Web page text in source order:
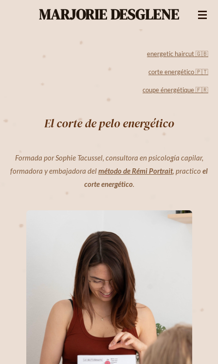
MARJORIE DESGLENE
energetic haircut 🇬🇧
corte energético 🇵🇹
coupe énergétique 🇫🇷
El corte de pelo energético
Formada por Sophie Tacussel, consultora en psicología capilar,
formadora y embajadora delmétodo de Rémi Portrait, practico el
corte energético.